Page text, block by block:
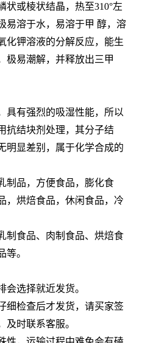
状或棱状结晶，热至310°左
易溶于水，易溶于甲 醇，溶
化钾溶液的分解反应，能生
极易潮解，并释放出三甲
具有强烈的吸湿性能，所以
抗结块剂处理，其分子结
明显差别，属于化学合成的
制品，方便食品，膨化食
，烘焙食品，休闲食品，冷
制食品、肉制食品、烘焙食
等。
会选择就近发货。
细检查后才发货，请买家签
及时联系客服。